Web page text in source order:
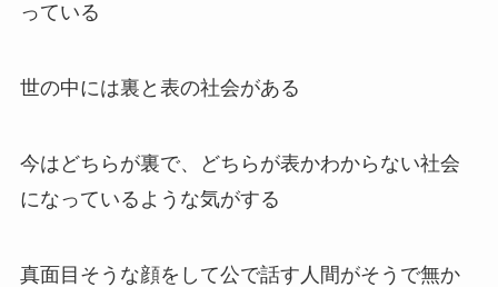
っている
世の中には裏と表の社会がある
今はどちらが裏で、どちらが表かわからない社会
になっているような気がする
真面目そうな顔をして公で話す人間がそうで無か